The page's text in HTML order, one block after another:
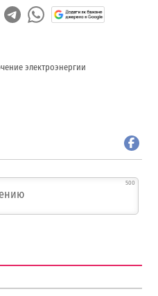
электроэнергии
500